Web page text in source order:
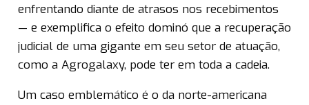
enfrentando diante de atrasos nos recebimentos
— e exemplifica o efeito dominó que a recuperação
judicial de uma gigante em seu setor de atuação,
como a Agrogalaxy, pode ter em toda a cadeia.
Um caso emblemático é o da norte-americana